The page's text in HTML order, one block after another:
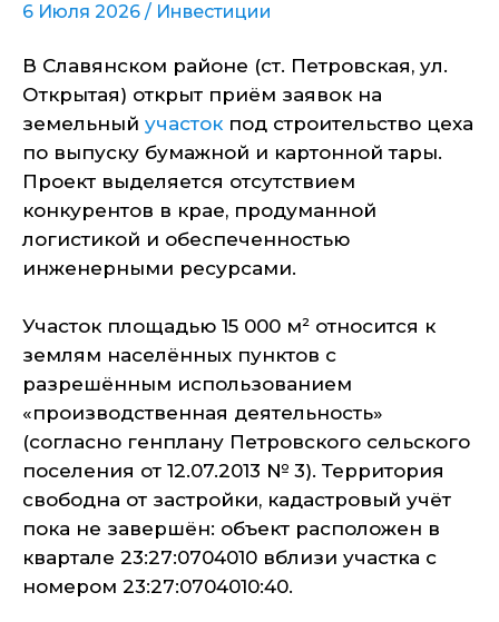
6 Июля 2026 / Инвестиции
В Славянском районе (ст. Петровская, ул.
Открытая) открыт приём заявок на
земельный участок под строительство цеха
по выпуску бумажной и картонной тары.
Проект выделяется отсутствием
конкурентов в крае, продуманной
логистикой и обеспеченностью
инженерными ресурсами.
Участок площадью 15 000 м² относится к
землям населённых пунктов с
разрешённым использованием
«производственная деятельность»
(согласно генплану Петровского сельского
поселения от 12.07.2013 № 3). Территория
свободна от застройки, кадастровый учёт
пока не завершён: объект расположен в
квартале 23:27:0704010 вблизи участка с
номером 23:27:0704010:40.